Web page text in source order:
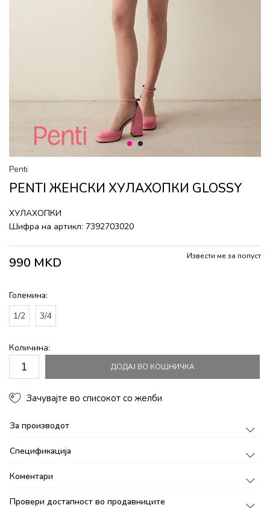
1 2
Penti
PENTI ЖЕНСКИ ХУЛАХОПКИ GLOSSY
ХУЛАХОПКИ
Шифра на артикл: 7392703020
990 MKD Извести ме за попуст
Големина:
1/2
3/4
Количина:
ДОДАЈ ВО КОШНИЧКА
Зачувајте во списокот со желби
За производот
Спецификација
Коментари
Провери достапност во продавниците